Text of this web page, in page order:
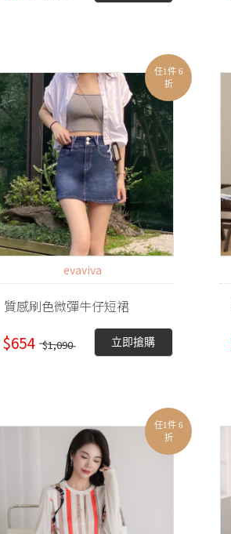
任1件 6
折
evaviva
質感刷色微彈牛仔短裙
$654 $1,090 立即搶購
任1件 6
折